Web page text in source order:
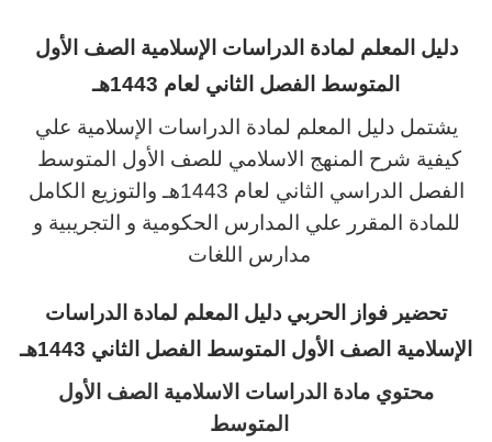
دليل المعلم لمادة الدراسات الإسلامية الصف الأول
المتوسط الفصل الثاني لعام 1443هـ
يشتمل دليل المعلم لمادة الدراسات الإسلامية علي
كيفية شرح المنهج الاسلامي للصف الأول المتوسط
الفصل الدراسي الثاني لعام 1443هـ والتوزيع الكامل
للمادة المقرر علي المدارس الحكومية و التجريبية و
مدارس اللغات
تحضير فواز الحربي دليل المعلم لمادة الدراسات
الإسلامية الصف الأول المتوسط الفصل الثاني 1443هـ
محتوي مادة الدراسات الاسلامية الصف الأول
المتوسط